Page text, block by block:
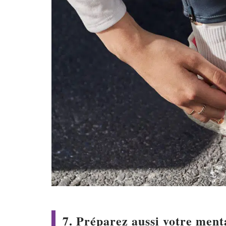
7. Préparez aussi votre